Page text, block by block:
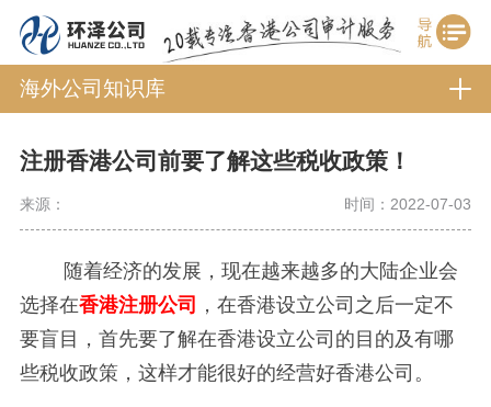
海外公司知识库
注册香港公司前要了解这些税收政策！
来源： 时间：2022-07-03
随着经济的发展，现在越来越多的大陆企业会
选择在香港注册公司 ，在香港设立公司之后一定不
要盲目，首先要了解在香港设立公司的目的及有哪
些税收政策，这样才能很好的经营好香港公司。